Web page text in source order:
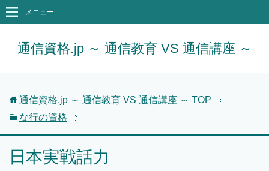
通信資格.jp ～ 通信教育 VS 通信講座 ～
メニュー
通信資格.jp ～ 通信教育 VS 通信講座 ～ TOP
な行の資格
日本実戦話力